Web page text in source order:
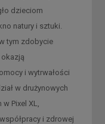
dzieciom
natury i sztuki.
tym zdobycie
okazją
i wytrwałości
w drużynowych
Pixel XL,
i zdrowej